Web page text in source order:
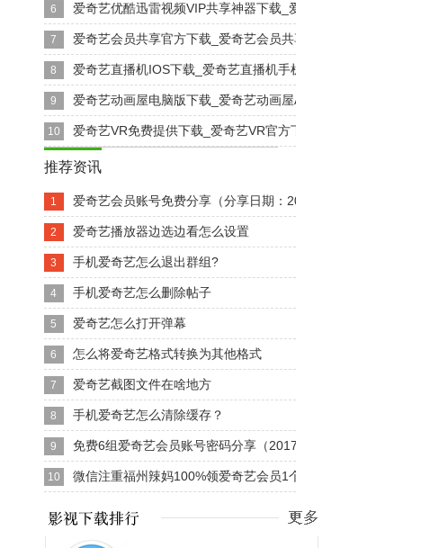
6 爱奇艺优酷迅雷视频VIP共享神器下载_爱奇艺优酷迅雷视频V...
7 爱奇艺会员共享官方下载_爱奇艺会员共享电脑版_爱奇艺会员
8 爱奇艺直播机IOS下载_爱奇艺直播机手机版_爱奇艺直播机1...
9 爱奇艺动画屋电脑版下载_爱奇艺动画屋APP_爱奇艺动画屋官
10 爱奇艺VR免费提供下载_爱奇艺VR官方下载_爱奇艺VRCB...
推荐资讯
1 爱奇艺会员账号免费分享（分享日期：2016年11月30日）
2 爱奇艺播放器边选边看怎么设置
3 手机爱奇艺怎么退出群组?
4 手机爱奇艺怎么删除帖子
5 爱奇艺怎么打开弹幕
6 怎么将爱奇艺格式转换为其他格式
7 爱奇艺截图文件在啥地方
8 手机爱奇艺怎么清除缓存？
9 免费6组爱奇艺会员账号密码分享（2017.5.27）
10 微信注重福州辣妈100%领爱奇艺会员1个月